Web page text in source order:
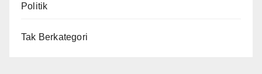
Politik
Tak Berkategori